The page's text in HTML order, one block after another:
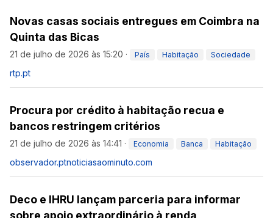
Novas casas sociais entregues em Coimbra na
Quinta das Bicas
21 de julho de 2026 às 15:20 · País Habitação Sociedade
rtp.pt
Procura por crédito à habitação recua e
bancos restringem critérios
21 de julho de 2026 às 14:41 · Economia Banca Habitação
observador.ptnoticiasaominuto.com
Deco e IHRU lançam parceria para informar
sobre apoio extraordinário à renda